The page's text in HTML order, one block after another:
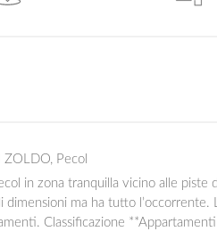
ZOLDO, Pecol
in zona tranquilla vicino alle piste
ma ha tutto l’occorrente.
Classificazione